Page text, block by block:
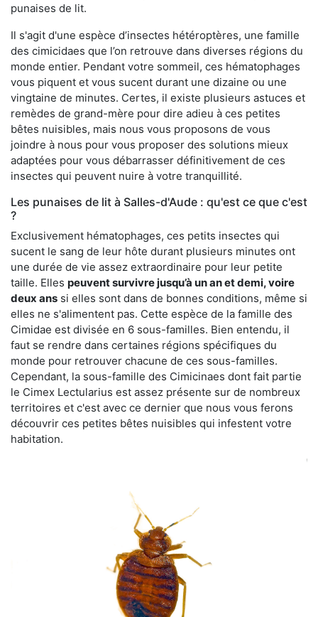
punaises de lit.
Il s'agit d'une espèce d’insectes hétéroptères, une famille
des cimicidaes que l’on retrouve dans diverses régions du
monde entier. Pendant votre sommeil, ces hématophages
vous piquent et vous sucent durant une dizaine ou une
vingtaine de minutes. Certes, il existe plusieurs astuces et
remèdes de grand-mère pour dire adieu à ces petites
bêtes nuisibles, mais nous vous proposons de vous
joindre à nous pour vous proposer des solutions mieux
adaptées pour vous débarrasser définitivement de ces
insectes qui peuvent nuire à votre tranquillité.
Les punaises de lit à Salles-d'Aude : qu'est ce que c'est
?
Exclusivement hématophages, ces petits insectes qui
sucent le sang de leur hôte durant plusieurs minutes ont
une durée de vie assez extraordinaire pour leur petite
taille. Elles peuvent survivre jusqu’à un an et demi, voire
deux ans si elles sont dans de bonnes conditions, même si
elles ne s'alimentent pas. Cette espèce de la famille des
Cimidae est divisée en 6 sous-familles. Bien entendu, il
faut se rendre dans certaines régions spécifiques du
monde pour retrouver chacune de ces sous-familles.
Cependant, la sous-famille des Cimicinaes dont fait partie
le Cimex Lectularius est assez présente sur de nombreux
territoires et c'est avec ce dernier que nous vous ferons
découvrir ces petites bêtes nuisibles qui infestent votre
habitation.